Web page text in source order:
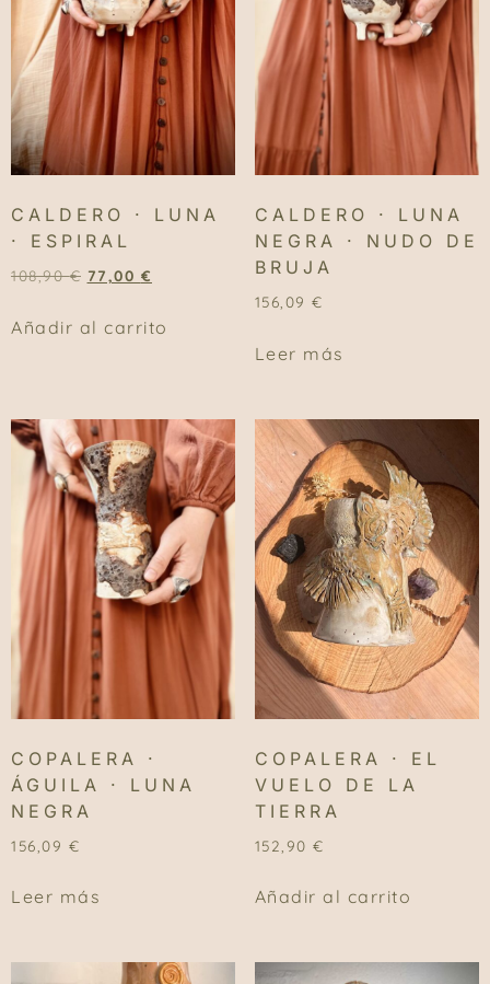
CALDERO · LUNA
· ESPIRAL
108,90€ 77,00 €
Añadir al carrito
CALDERO · LUNA
NEGRA · NUDO DE
BRUJA
156,09€
Leer más
COPALERA ·
ÁGUILA · LUNA
NEGRA
156,09 €
Leer más
COPALERA · EL
VUELO DE LA
TIERRA
152,90€
Añadir al carrito